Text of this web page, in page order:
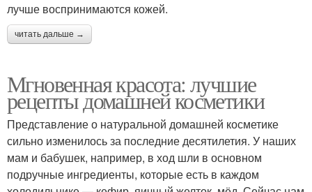
лучше воспринимаются кожей.
читать дальше →
Мгновенная красота: лучшие
рецепты домашней косметики
Представление о натуральной домашней косметике
сильно изменилось за последние десятилетия. У наших
мам и бабушек, например, в ход шли в основном
подручные ингредиенты, которые есть в каждом